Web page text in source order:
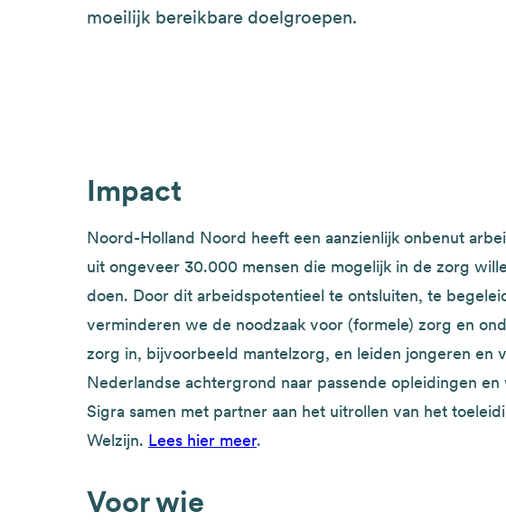
moeilijk bereikbare doelgroepen.
Impact
Noord-Holland Noord heeft een aanzienlijk onbenut
uit ongeveer 30.000 mensen die mogelijk in de zorg
doen. Door dit arbeidspotentieel te ontsluiten, te
verminderen we de noodzaak voor (formele) zorg en
zorg in, bijvoorbeeld mantelzorg, en leiden jongeren en
Nederlandse achtergrond naar passende opleidingen
Sigra samen met partner aan het uitrollen van het
Welzijn. Lees hier meer.
Voor wie